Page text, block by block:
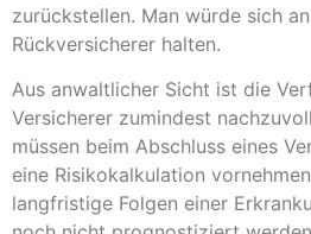
zurückstellen. Man würde sich
Rückversicherer halten.
Aus anwaltlicher Sicht ist die
Versicherer zumindest
müssen beim Abschluss eines
eine Risikokalkulation
langfristige Folgen einer